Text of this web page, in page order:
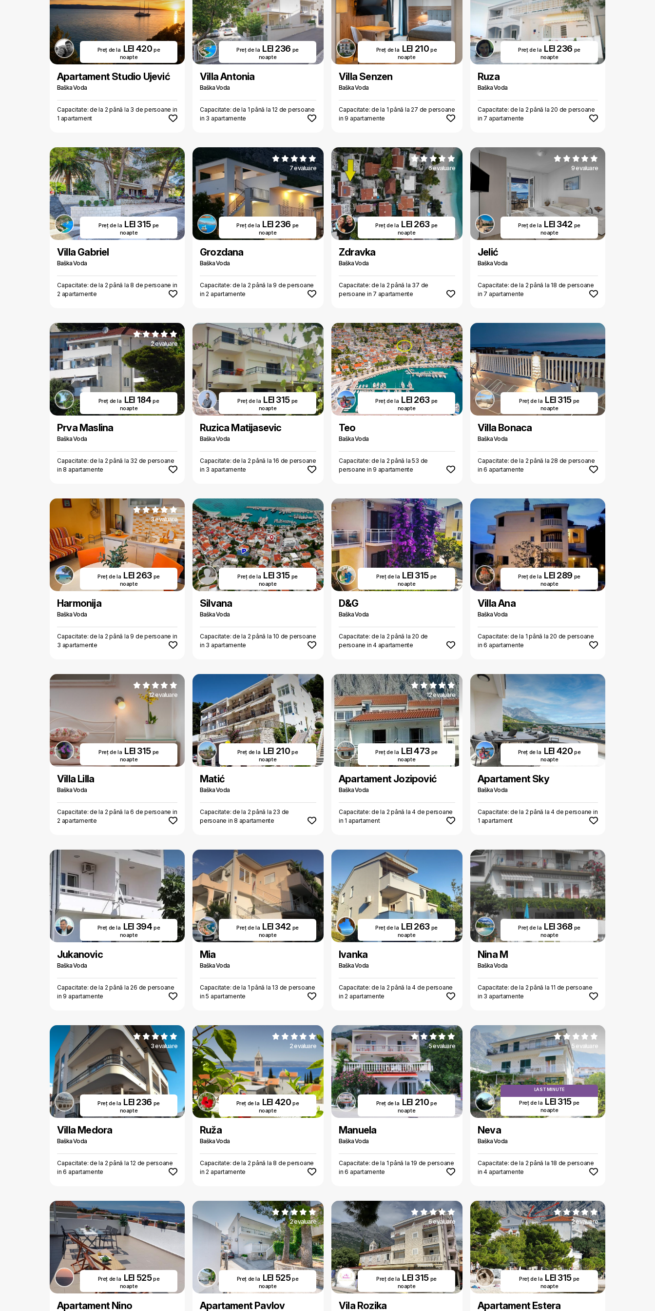
Preț de la LEI 420pe
noapte
Apartament Studio Ujević
Baška Voda
Capacitate: de la 2 până la 3 de persoane in
1 apartament
Preț de la LEI 236 pe
noapte
Villa Antonia
Baška Voda
Capacitate: de la 1 până la 12 de persoane
in 3 apartamente
Preț de la LEI 210pe
noapte
Villa Senzen
Baška Voda
Capacitate: de la 1 până la 27 de persoane
in 9 apartamente
Preț de la LEI 236 pe
noapte
Ruza
Baška Voda
Capacitate: de la 2 până la 20 de persoane
in 7 apartamente
Preț de la LEI 315 pe
noapte
Villa Gabriel
Baška Voda
Capacitate: de la 2 până la 8 de persoane in
2 apartamente
7 evaluare
Preț de la LEI 236 pe
noapte
Grozdana
Baška Voda
Capacitate: de la 2 până la 9 de persoane
in 2 apartamente
6 evaluare
Preț de la LEI 263 pe
noapte
Zdravka
Baška Voda
Capacitate: de la 2 până la 37 de
persoane in 7 apartamente
9 evaluare
Preț de la LEI 342 pe
noapte
Jelić
Baška Voda
Capacitate: de la 2 până la 18 de persoane
in 7 apartamente
2 evaluare
Preț de la LEI 184pe
noapte
Prva Maslina
Baška Voda
Capacitate: de la 2 până la 32 de persoane
in 8 apartamente
Preț de la LEI 315 pe
noapte
Ruzica Matijasevic
Baška Voda
Capacitate: de la 2 până la 16 de persoane
in 3 apartamente
Preț de la LEI 263 pe
noapte
Teo
Baška Voda
Capacitate: de la 2 până la 53 de
persoane in 9 apartamente
Preț de la LEI 315 pe
noapte
Villa Bonaca
Baška Voda
Capacitate: de la 2 până la 28 de persoane
in 6 apartamente
3 evaluare
Preț de la LEI 263 pe
noapte
Harmonija
Baška Voda
Capacitate: de la 2 până la 9 de persoane in
3 apartamente
Preț de la LEI 315 pe
noapte
Silvana
Baška Voda
Capacitate: de la 2 până la 10 de persoane
in 3 apartamente
Preț de la LEI 315 pe
noapte
D&G
Baška Voda
Capacitate: de la 2 până la 20 de
persoane in 4 apartamente
Preț de la LEI 289 pe
noapte
Villa Ana
Baška Voda
Capacitate: de la 1 până la 20 de persoane
in 6 apartamente
12 evaluare
Preț de la LEI 315 pe
noapte
Villa Lilla
Baška Voda
Capacitate: de la 2 până la 6 de persoane in
2 apartamente
Preț de la LEI 210pe
noapte
Matić
Baška Voda
Capacitate: de la 2 până la 23 de
persoane in 8 apartamente
12 evaluare
Preț de la LEI 473 pe
noapte
Apartament Jozipović
Baška Voda
Capacitate: de la 2 până la 4 de persoane
in 1 apartament
Preț de la LEI 420pe
noapte
Apartament Sky
Baška Voda
Capacitate: de la 2 până la 4 de persoane in
1 apartament
Preț de la LEI 394pe
noapte
Jukanovic
Baška Voda
Capacitate: de la 2 până la 26 de persoane
in 9 apartamente
Preț de la LEI 342 pe
noapte
Mia
Baška Voda
Capacitate: de la 1 până la 13 de persoane
in 5 apartamente
Preț de la LEI 263 pe
noapte
Ivanka
Baška Voda
Capacitate: de la 2 până la 4 de persoane
in 2 apartamente
Preț de la LEI 368 pe
noapte
Nina M
Baška Voda
Capacitate: de la 2 până la 11 de persoane
in 3 apartamente
3 evaluare
Preț de la LEI 236 pe
noapte
Villa Medora
Baška Voda
Capacitate: de la 2 până la 12 de persoane
in 6 apartamente
2 evaluare
Preț de la LEI 420pe
noapte
Ruža
Baška Voda
Capacitate: de la 2 până la 8 de persoane
in 2 apartamente
5 evaluare
Preț de la LEI 210pe
noapte
Manuela
Baška Voda
Capacitate: de la 1 până la 19 de persoane
in 6 apartamente
5 evaluare
LAST MINUTE
Preț de la LEI 315 pe
noapte
Neva
Baška Voda
Capacitate: de la 2 până la 18 de persoane
in 4 apartamente
Preț de la LEI 525pe
noapte
Apartament Nino
2 evaluare
Preț de la LEI 525pe
noapte
Apartament Pavlov
6 evaluare
Preț de la LEI 315 pe
noapte
Vila Rozika
2 evaluare
Preț de la LEI 315 pe
noapte
Apartament Estera